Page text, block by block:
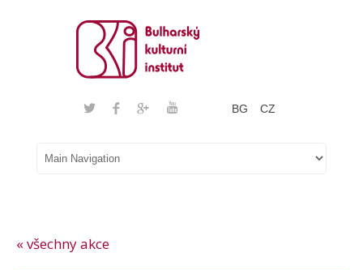
BG CZ
« všechny akce